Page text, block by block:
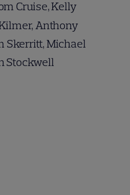
Cruise, Kelly
Anthony
Skerritt, Michael
Stockwell